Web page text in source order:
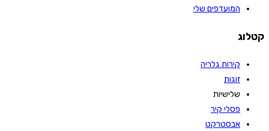
המועדפים שלי
קטלוג
קירות גלריה
זוגות
שלישיות
פסלי קיר
אבסטרקט